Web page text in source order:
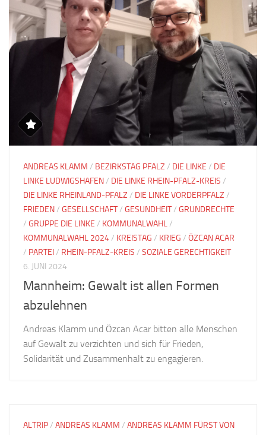
ANDREAS KLAMM / BEZIRKSTAG PFALZ / DIE LINKE / DIE
LINKE LUDWIGSHAFEN/ DIE LINKE RHEIN-PFALZ-KREIS /
DIE LINKE RHEINLAND-PFALZ / DIE LINKE VORDERPFALZ /
FRIEDEN/ GESELLSCHAFT/ GESUNDHEIT/ GRUNDRECHTE
/ GRUPPE DIE LINKE / KOMMUNALWAHL/
KOMMUNALWAHL 2024/ KREISTAG / KRIEG / ÖZCAN ACAR
/ PARTEI/ RHEIN-PFALZ-KREIS / SOZIALE GERECHTIGKEIT
6. JUNI 2024
Mannheim: Gewalt ist allen Formen
abzulehnen
Andreas Klamm und Özcan Acar bitten alle Menschen
auf Gewalt zu verzichten und sich für Frieden,
Solidarität und Zusammenhalt zu engagieren.
ALTRIP/ ANDREAS KLAMM / ANDREAS KLAMM FÜRST VON